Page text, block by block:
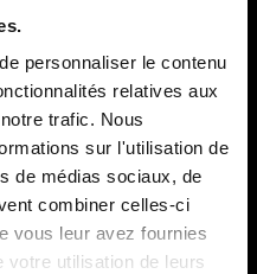
personnaliser le contenu
relatives aux
trafic. Nous
sur l'utilisation de
de médias sociaux, de
combiner celles-ci
vous leur avez fournies
votre utilisation de leurs